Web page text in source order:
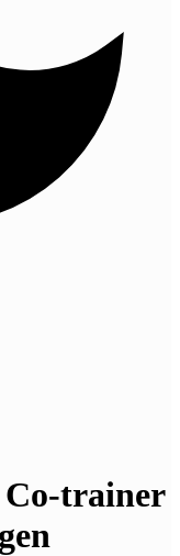
trainer